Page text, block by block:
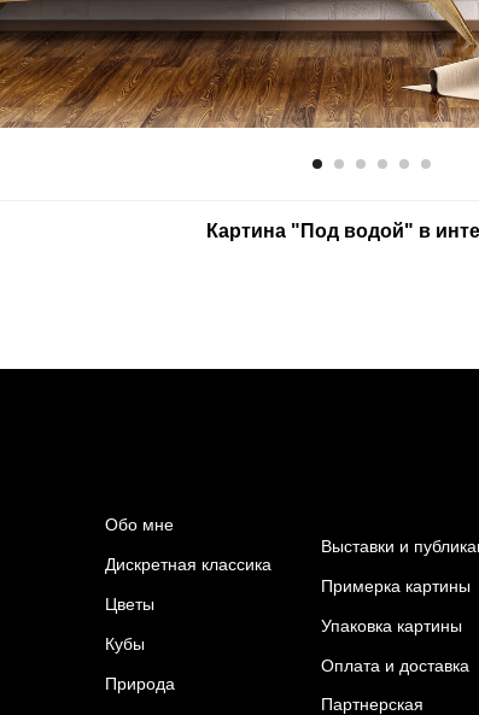
Картина "Под водой" в
Обо мне
Дискретная классика
Цветы
Кубы
Природа
Выставки и
Примерка картины
Упаковка картины
Оплата и доставка
Партнерская